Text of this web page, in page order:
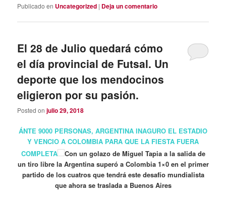
Publicado en Uncategorized | Deja un comentario
El 28 de Julio quedará cómo
el día provincial de Futsal. Un
deporte que los mendocinos
eligieron por su pasión.
Posted onjulio 29, 2018
ÁNTE 9000 PERSONAS, ARGENTINA INAGURO EL ESTADIO
Y VENCIO A COLOMBIA PARA QUE LA FIESTA FUERA
COMPLETA
Con un golazo de Miguel Tapia a la salida de
un tiro libre la Argentina superó a Colombia 1×0 en el primer
partido de los cuatros que tendrá este desafío mundialista
que ahora se traslada a Buenos Aires